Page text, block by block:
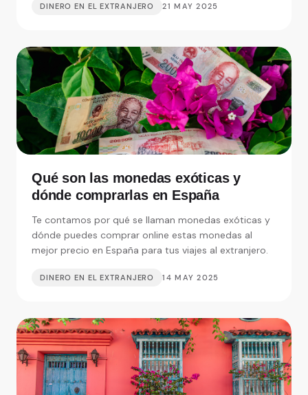
DINERO EN EL EXTRANJERO 21 MAY 2025
Qué son las monedas exóticas y
dónde comprarlas en España
Te contamos por qué se llaman monedas exóticas y
dónde puedes comprar online estas monedas al
mejor precio en España para tus viajes al extranjero.
DINERO EN EL EXTRANJERO 14 MAY 2025